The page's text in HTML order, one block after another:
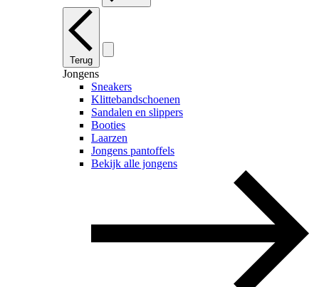
Terug
Jongens
Sneakers
Klittebandschoenen
Sandalen en slippers
Booties
Laarzen
Jongens pantoffels
Bekijk alle jongens